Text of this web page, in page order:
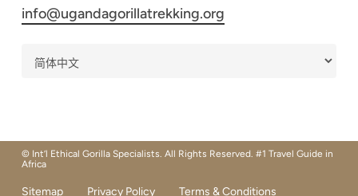
info@ugandagorillatrekking.org
© Int’l Ethical Gorilla Specialists. All Rights Reserved. #1 Travel Guide in
Africa
Sitemap Privacy Policy Terms & Conditions